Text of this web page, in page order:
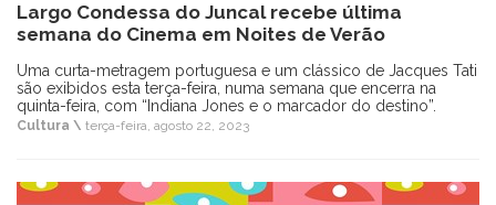
Largo Condessa do Juncal recebe última
semana do Cinema em Noites de Verão
Uma curta-metragem portuguesa e um clássico de Jacques Tati
são exibidos esta terça-feira, numa semana que encerra na
quinta-feira, com “Indiana Jones e o marcador do destino”.
Cultura \ terça-feira, agosto 22, 2023